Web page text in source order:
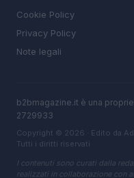
Cookie Policy
Privacy Policy
Note legali
b2bmagazine.it è una
2729933
Copyright © 2026 · Edito da
Tutti i diritti riservati
I contenuti sono curati dalla
realizzati in collaborazione con